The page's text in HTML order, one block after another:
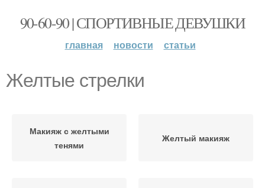
90-60-90 | СПОРТИВНЫЕ ДЕВУШКИ
главная новости статьи
Желтые стрелки
Макияж с желтыми
тенями
Желтый макияж